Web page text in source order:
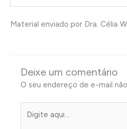
Material enviado por Dra. Célia
Deixe um comentário
O seu endereço de e-mail
aqui...